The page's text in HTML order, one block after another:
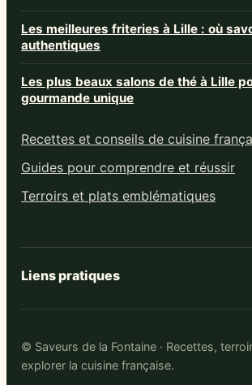
Les meilleures friteries à Lille : où
authentiques
Les plus beaux salons de thé à Lille
gourmande unique
Recettes et conseils de cuisine
Guides pour comprendre et réussir
Terroirs et plats emblématiques
Liens pratiques
© Saveurs de la Fontaine · Recettes,
explorer la cuisine française.